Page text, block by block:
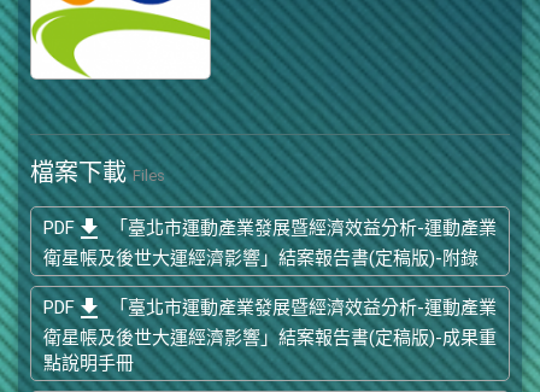
檔案下載 Files
PDFget_app 「臺北市運動產業發展暨經濟效益分析-運動產業
衛星帳及後世大運經濟影響」結案報告書(定稿版)-附錄
PDFget_app 「臺北市運動產業發展暨經濟效益分析-運動產業
衛星帳及後世大運經濟影響」結案報告書(定稿版)-成果重
點說明手冊